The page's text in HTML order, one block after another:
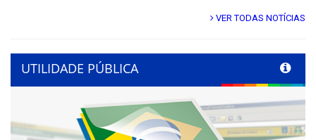
VER TODAS NOTÍCIAS
UTILIDADE PÚBLICA